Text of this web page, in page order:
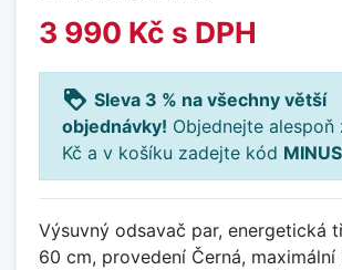
3 990 Kč s DPH
loyalty Sleva 3 % na všechny větší
objednávky! Objednejte alespoň
Kč a v košíku zadejte kód
Výsuvný odsavač par, energetická
60 cm, provedení Černá,